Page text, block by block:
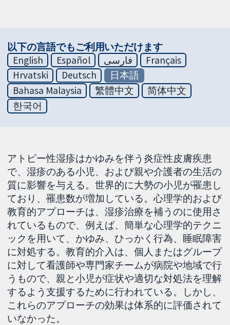
以下の言語でもご利用いただけます
English
Español فارسی
Français
Hrvatski
Deutsch
日本語
Bahasa Malaysia
繁體中文
简体中文
한국어
アトピー性湿疹はかゆみを伴う炎症性皮膚疾患
で、湿疹のある小児、および親や介護者の生活の
質に影響を与える。世界的に大勢の小児が罹患し
ており、罹患数が増加している。心理学的および
教育的アプローチは、湿疹治療を補うのに使用さ
れているもので、例えば、簡単な心理学的テクニ
ックを用いて、かゆみ、ひっかく行為、睡眠障害
に対処する。教育的介入は、個人またはグループ
に対して看護師や専門家チームが病院や地域で行
うもので、親と小児が症状や適切な対処法を理解
するよう支援するために行われている。しかし、
これらのアプローチの効果は体系的に評価されて
いなかった。